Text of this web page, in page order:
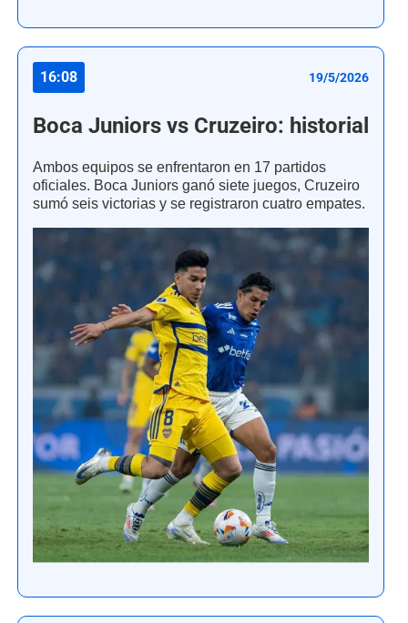
16:08 19/5/2026
Boca Juniors vs Cruzeiro: historial
Ambos equipos se enfrentaron en 17 partidos
oficiales. Boca Juniors ganó siete juegos, Cruzeiro
sumó seis victorias y se registraron cuatro empates.